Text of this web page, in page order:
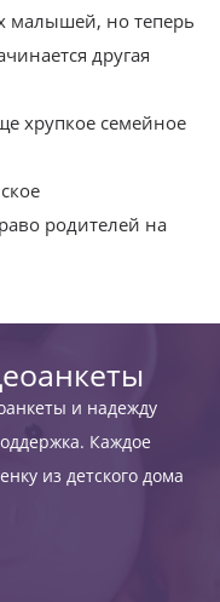
малышей, но теперь
другая
хрупкое семейное
родителей на
и надежду
Каждое
из детского дома